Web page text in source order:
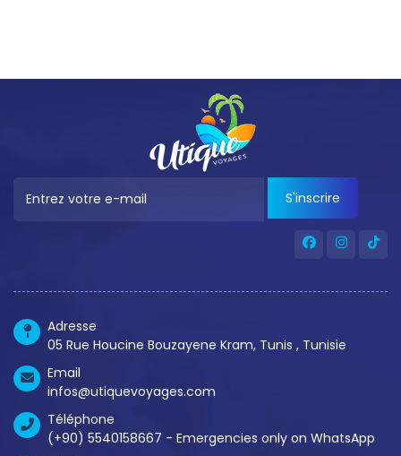
S'inscrire
Adresse
05 Rue Houcine Bouzayene Kram, Tunis , Tunisie
Email
infos@utiquevoyages.com
Téléphone
(+90) 5540158667 - Emergencies only on WhatsApp